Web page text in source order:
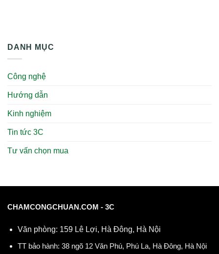
DANH MỤC
Công nghệ
Hướng dẫn
Kinh nghiệm
Tin tức 3C
Tư vấn chọn mua
CHAMCONGCHUAN.COM - 3C
Văn phòng: 159 Lê Lợi, Hà Đông, Hà Nội
TT bảo hành: 38 ngõ 12 Văn Phú, Phú La, Hà Đông, Hà Nội